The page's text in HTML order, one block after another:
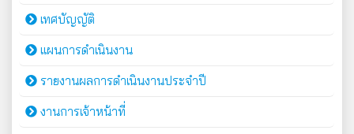
เทศบัญญัติ
แผนการดำเนินงาน
รายงานผลการดำเนินงานประจำปี
งานการเจ้าหน้าที่